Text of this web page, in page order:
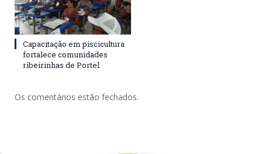
Capacitação em piscicultura
fortalece comunidades
ribeirinhas de Portel
Os comentários estão fechados.